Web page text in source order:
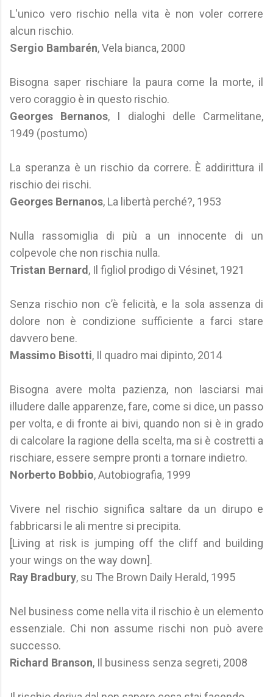
L'unico vero rischio nella vita è non voler correre
alcun rischio.
Sergio Bambarén, Vela bianca, 2000
Bisogna saper rischiare la paura come la morte, il
vero coraggio è in questo rischio.
Georges Bernanos, I dialoghi delle Carmelitane,
1949 (postumo)
La speranza è un rischio da correre. È addirittura il
rischio dei rischi.
Georges Bernanos, La libertà perché?, 1953
Nulla rassomiglia di più a un innocente di un
colpevole che non rischia nulla.
Tristan Bernard , Il figliol prodigo di Vésinet, 1921
Senza rischio non c’è felicità, e la sola assenza di
dolore non è condizione sufficiente a farci stare
davvero bene.
Massimo Bisotti, Il quadro mai dipinto, 2014
Bisogna avere molta pazienza, non lasciarsi mai
illudere dalle apparenze, fare, come si dice, un passo
per volta, e di fronte ai bivi, quando non si è in grado
di calcolare la ragione della scelta, ma si è costretti a
rischiare, essere sempre pronti a tornare indietro.
Norberto Bobbio, Autobiografia, 1999
Vivere nel rischio significa saltare da un dirupo e
fabbricarsi le ali mentre si precipita.
[Living at risk is jumping off the cliff and building
your wings on the way down].
Ray Bradbury, su The Brown Daily Herald, 1995
Nel business come nella vita il rischio è un elemento
essenziale. Chi non assume rischi non può avere
successo.
Richard Branson, Il business senza segreti, 2008